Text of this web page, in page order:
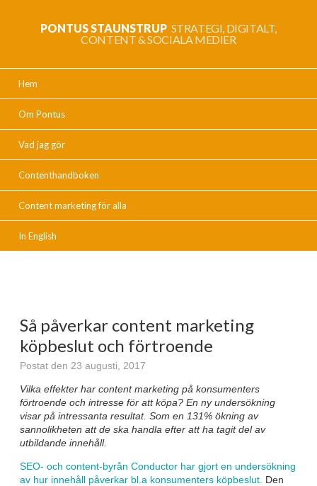
PONTUS STAUNSTRUP STRATEGI, DIGITALT,
CONTENT & SOCIALA MEDIER
Hem
Om Pontus
Vad jag gör
Contenthandboken
Content marketing för alla
In English
Så påverkar content marketing
köpbeslut och förtroende
Postat den 23 augusti, 2017
Vilka effekter har content marketing på konsumenters
förtroende och intresse för att köpa? En ny undersökning
visar på intressanta resultat. Som en 131% ökning av
sannolikheten att de ska handla efter att ha tagit del av
utbildande innehåll.
SEO- och content-byrån Conductor har gjort en undersökning
av hur innehåll påverkar bl.a konsumenters köpbeslut. Den